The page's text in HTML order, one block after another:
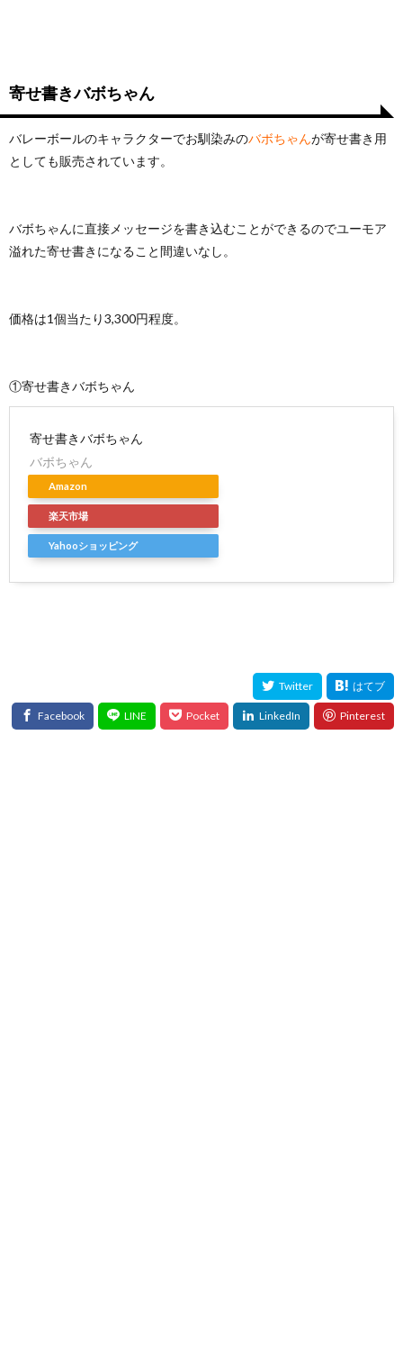
寄せ書きバボちゃん
バレーボールのキャラクターでお馴染みのバボちゃんが寄せ書き用
としても販売されています。
バボちゃんに直接メッセージを書き込むことができるのでユーモア
溢れた寄せ書きになること間違いなし。
価格は1個当たり3,300円程度。
①寄せ書きバボちゃん
寄せ書きバボちゃん
バボちゃん
Amazon
楽天市場
Yahooショッピング